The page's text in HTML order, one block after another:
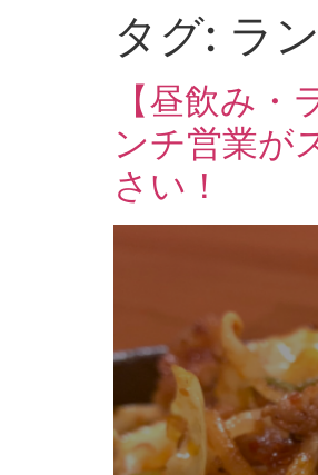
タグ: ラ
【昼飲み
ンチ営業が
さい！